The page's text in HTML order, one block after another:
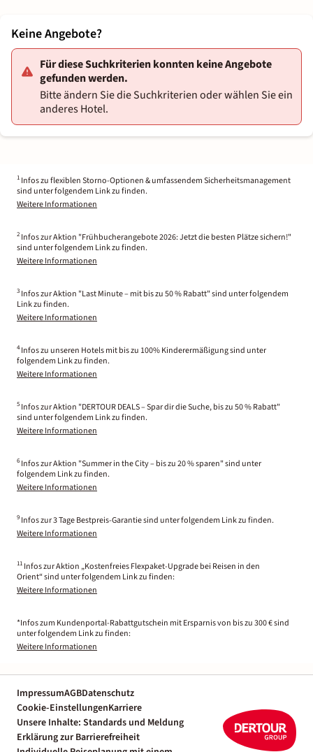
Keine Angebote?
Für diese Suchkriterien konnten keine Angebote
gefunden werden.
Bitte ändern Sie die Suchkriterien oder wählen Sie ein
anderes Hotel.
1 Infos zu flexiblen Storno-Optionen & umfassendem Sicherheitsmanagement
sind unter folgendem Link zu finden.
Weitere Informationen
2 Infos zur Aktion "Frühbucherangebote 2026: Jetzt die besten Plätze sichern!"
sind unter folgendem Link zu finden.
Weitere Informationen
3 Infos zur Aktion "Last Minute – mit bis zu 50 % Rabatt" sind unter folgendem
Link zu finden.
Weitere Informationen
4 Infos zu unseren Hotels mit bis zu 100% Kinderermäßigung sind unter
folgendem Link zu finden.
Weitere Informationen
5 Infos zur Aktion "DERTOUR DEALS – Spar dir die Suche, bis zu 50 % Rabatt"
sind unter folgendem Link zu finden.
Weitere Informationen
6 Infos zur Aktion "Summer in the City – bis zu 20 % sparen" sind unter
folgendem Link zu finden.
Weitere Informationen
9 Infos zur 3 Tage Bestpreis-Garantie sind unter folgendem Link zu finden.
Weitere Informationen
11 Infos zur Aktion „Kostenfreies Flexpaket-Upgrade bei Reisen in den
Orient“ sind unter folgendem Link zu finden:
Weitere Informationen
*Infos zum Kundenportal-Rabattgutschein mit Ersparnis von bis zu 300 € sind
unter folgendem Link zu finden:
Weitere Informationen
ImpressumAGBDatenschutz
Cookie-EinstellungenKarriere
Unsere Inhalte: Standards und Meldung
Erklärung zur Barrierefreiheit